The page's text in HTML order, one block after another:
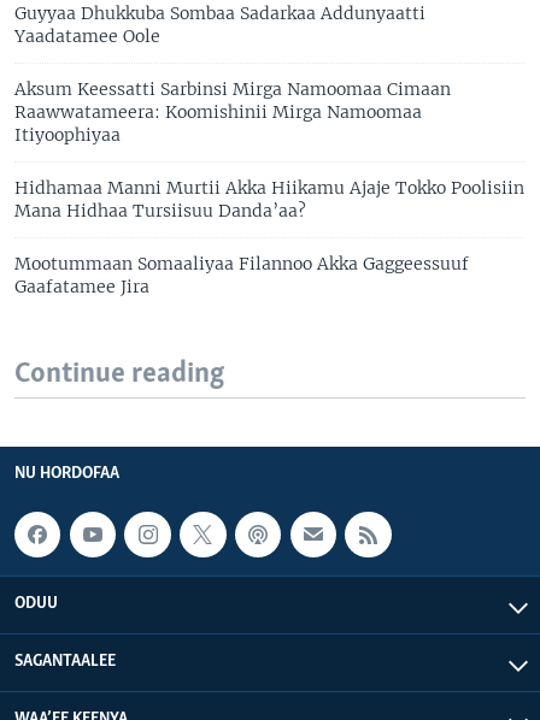
Guyyaa Dhukkuba Sombaa Sadarkaa Addunyaatti
Yaadatamee Oole
Aksum Keessatti Sarbinsi Mirga Namoomaa Cimaan
Raawwatameera: Koomishinii Mirga Namoomaa
Itiyoophiyaa
Hidhamaa Manni Murtii Akka Hiikamu Ajaje Tokko Poolisiin
Mana Hidhaa Tursiisuu Danda’aa?
Mootummaan Somaaliyaa Filannoo Akka Gaggeessuuf
Gaafatamee Jira
Continue reading
NU HORDOFAA
ODUU
SAGANTAALEE